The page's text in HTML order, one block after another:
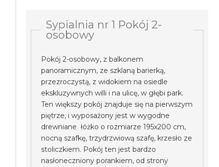
Sypialnia nr 1 Pokój 2-
osobowy
Pokój 2-osobowy, z balkonem
panoramicznym, ze szklaną barierką,
przezroczystą, z widokiem na osiedle
ekskluzywnych willi i na ulicę, w głębi park.
Ten większy pokój znajduje się na pierwszym
piętrze, i wyposażony jest w wygodne
drewniane łóżko o rozmiarze 195x200 cm,
nocną szafkę, trzydrzwiową szafę, krzesło ze
stoliczkiem. Pokój ten jest bardzo
nasłoneczniony porankiem, od strony